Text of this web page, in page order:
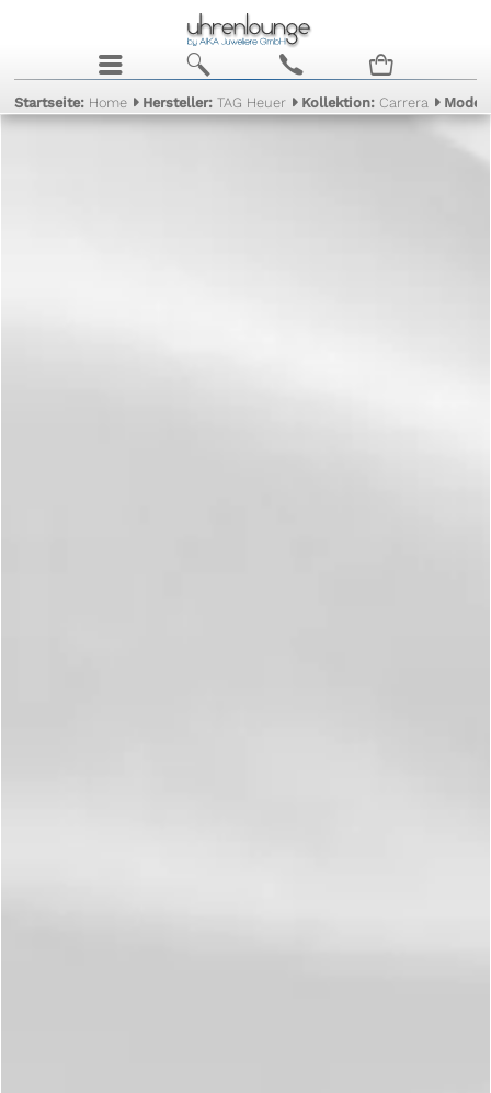
j b c n
Startseite: Home Hersteller:TAG Heuer Kollektion:Carrera